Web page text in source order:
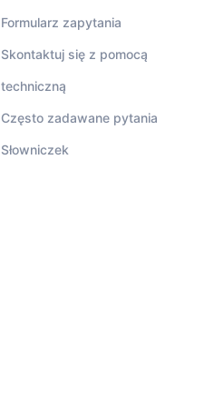
Formularz zapytania
Skontaktuj się z pomocą
techniczną
Często zadawane pytania
Słowniczek